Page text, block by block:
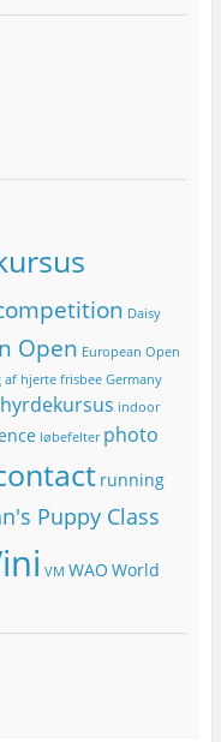
Daisy
Open European Open
af hjerte frisbee Germany
hyrdekursus indoor
løbefelter photo
running
Puppy Class
VM WAO World